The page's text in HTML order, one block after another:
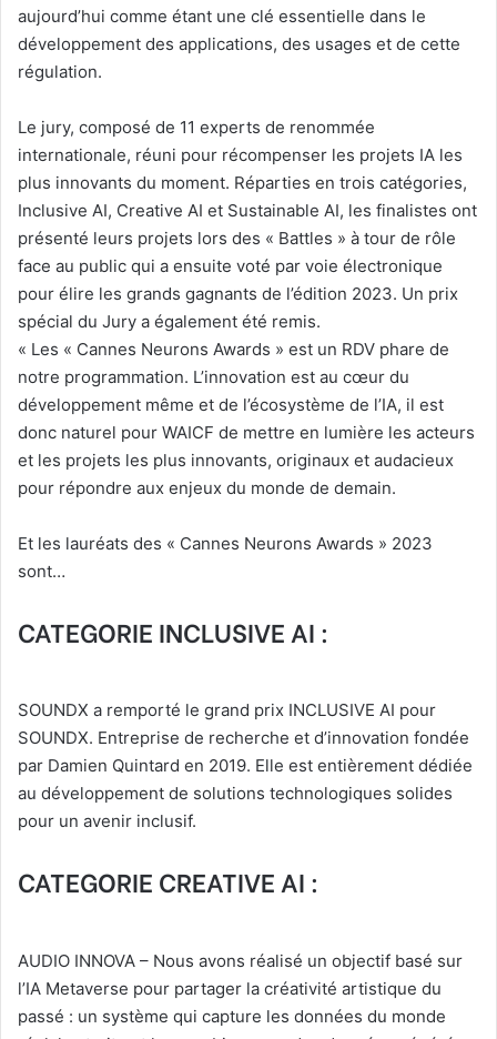
aujourd’hui comme étant une clé essentielle dans le
développement des applications, des usages et de cette
régulation.
Le jury, composé de 11 experts de renommée
internationale, réuni pour récompenser les projets IA les
plus innovants du moment. Réparties en trois catégories,
Inclusive AI, Creative AI et Sustainable AI, les finalistes ont
présenté leurs projets lors des « Battles » à tour de rôle
face au public qui a ensuite voté par voie électronique
pour élire les grands gagnants de l’édition 2023. Un prix
spécial du Jury a également été remis.
« Les « Cannes Neurons Awards » est un RDV phare de
notre programmation. L’innovation est au cœur du
développement même et de l’écosystème de l’IA, il est
donc naturel pour WAICF de mettre en lumière les acteurs
et les projets les plus innovants, originaux et audacieux
pour répondre aux enjeux du monde de demain.
Et les lauréats des « Cannes Neurons Awards » 2023
sont…
CATEGORIE INCLUSIVE AI :
SOUNDX a remporté le grand prix INCLUSIVE AI pour
SOUNDX. Entreprise de recherche et d’innovation fondée
par Damien Quintard en 2019. Elle est entièrement dédiée
au développement de solutions technologiques solides
pour un avenir inclusif.
CATEGORIE CREATIVE AI :
AUDIO INNOVA – Nous avons réalisé un objectif basé sur
l’IA Metaverse pour partager la créativité artistique du
passé : un système qui capture les données du monde